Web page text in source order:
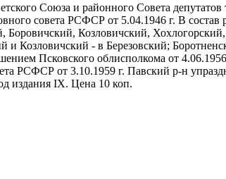
Союза и районного Совета
совета РСФСР от 5.04.1946 г. В
Козловичский,
и Козловичский - в Березовский;
Псковского облисполкома от
РСФСР от 3.10.1959 г. Павский р-н
издания IX. Цена 10 коп.